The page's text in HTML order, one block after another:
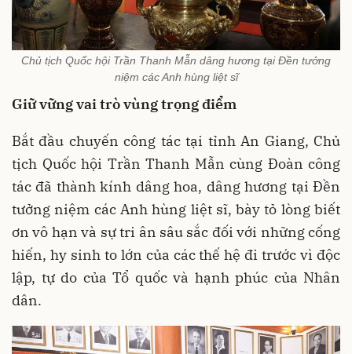
Chủ tịch Quốc hội Trần Thanh Mẫn dâng hương tại Đền tưởng
niệm các Anh hùng liệt sĩ
Giữ vững vai trò vùng trọng điểm
Bắt đầu chuyến công tác tại tỉnh An Giang, Chủ
tịch Quốc hội Trần Thanh Mẫn cùng Đoàn công
tác đã thành kính dâng hoa, dâng hương tại Đền
tưởng niệm các Anh hùng liệt sĩ, bày tỏ lòng biết
ơn vô hạn và sự tri ân sâu sắc đối với những cống
hiến, hy sinh to lớn của các thế hệ đi trước vì độc
lập, tự do của Tổ quốc và hạnh phúc của Nhân
dân.